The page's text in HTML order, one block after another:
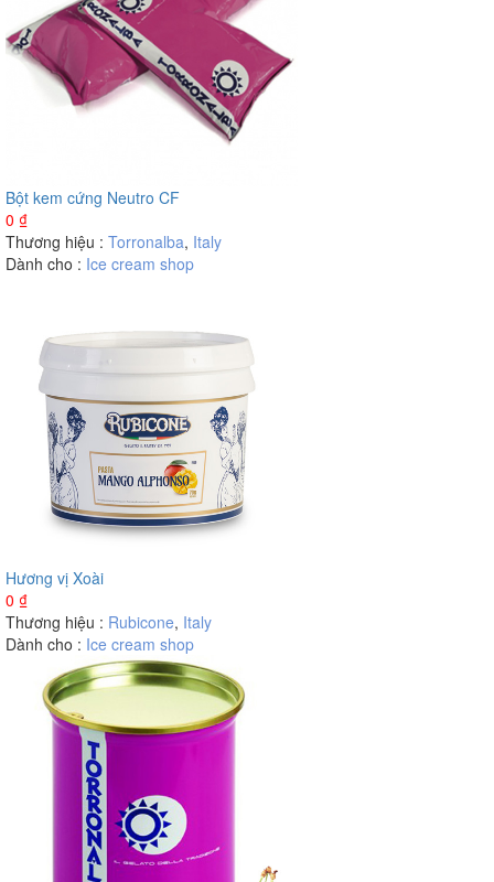
Bột kem cứng Neutro CF
0 ₫
Thương hiệu : Torronalba, Italy
Dành cho : Ice cream shop
Hương vị Xoài
0 ₫
Thương hiệu : Rubicone, Italy
Dành cho : Ice cream shop